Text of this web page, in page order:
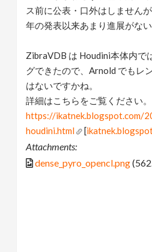
ス前に公表・口外はしません
年の発表以来あまり進展がな
ZibraVDB は Houdini本体内で
グできたので、Arnold でもレ
はないですかね。
詳細はこちらをご覧ください。
https://ikatnek.blogspot.com/
houdini.html
[
Attachments:
dense_pyro_opencl.png